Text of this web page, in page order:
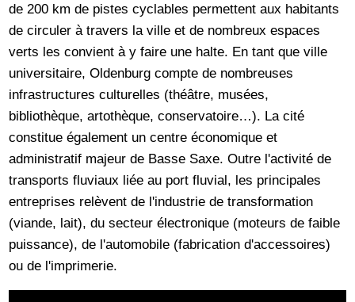
de 200 km de pistes cyclables permettent aux habitants
de circuler à travers la ville et de nombreux espaces
verts les convient à y faire une halte. En tant que ville
universitaire, Oldenburg compte de nombreuses
infrastructures culturelles (théâtre, musées,
bibliothèque, artothèque, conservatoire…). La cité
constitue également un centre économique et
administratif majeur de Basse Saxe. Outre l'activité de
transports fluviaux liée au port fluvial, les principales
entreprises relèvent de l'industrie de transformation
(viande, lait), du secteur électronique (moteurs de faible
puissance), de l'automobile (fabrication d'accessoires)
ou de l'imprimerie.